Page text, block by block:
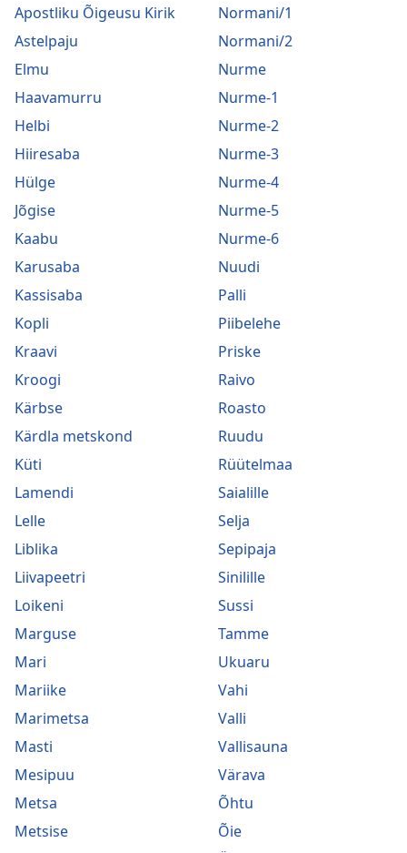
Apostliku Õigeusu Kirik
Astelpaju
Elmu
Haavamurru
Helbi
Hiiresaba
Hülge
Jõgise
Kaabu
Karusaba
Kassisaba
Kopli
Kraavi
Kroogi
Kärbse
Kärdla metskond
Küti
Lamendi
Lelle
Liblika
Liivapeetri
Loikeni
Marguse
Mari
Mariike
Marimetsa
Masti
Mesipuu
Metsa
Metsise
Normani/1
Normani/2
Nurme
Nurme-1
Nurme-2
Nurme-3
Nurme-4
Nurme-5
Nurme-6
Nuudi
Palli
Piibelehe
Priske
Raivo
Roasto
Ruudu
Rüütelmaa
Saialille
Selja
Sepipaja
Sinilille
Sussi
Tamme
Ukuaru
Vahi
Valli
Vallisauna
Värava
Õhtu
Õie